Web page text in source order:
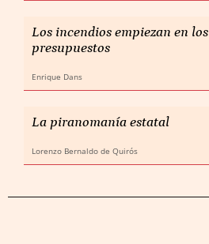
Los incendios empiezan en los
presupuestos
Enrique Dans
La piranomanía estatal
Lorenzo Bernaldo de Quirós